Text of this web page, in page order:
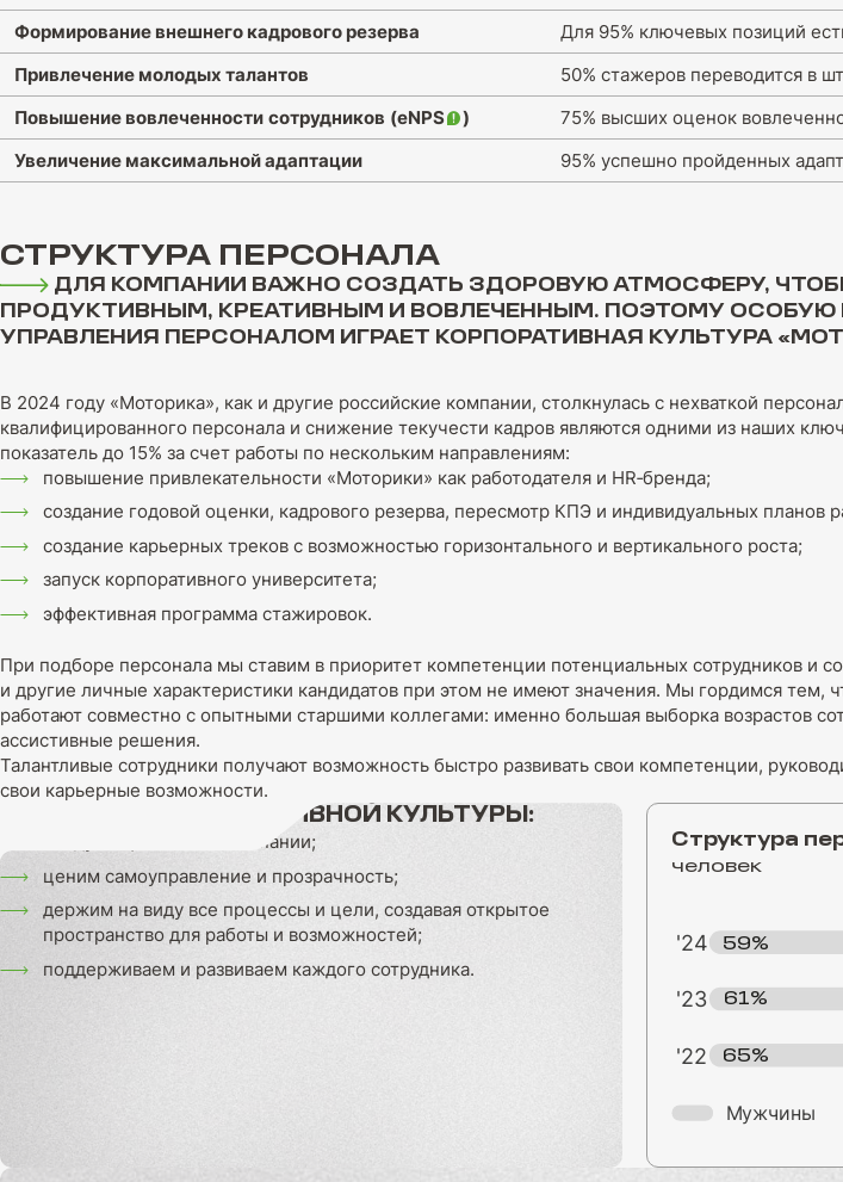
Формирование внешнего кадрового резерва
Для 95% ключевых позиций
Привлечение молодых талантов
50% стажеров переводится в
Повышение вовлеченности сотрудников (eNPS )
75% высших оценок
Увеличение максимальной адаптации
95% успешно пройденных
СТРУКТУРА ПЕРСОНАЛА
ДЛЯ КОМПАНИИ ВАЖНО СОЗДАТЬ ЗДОРОВУЮ АТМОСФЕРУ,
ПРОДУКТИВНЫМ, КРЕАТИВНЫМ И ВОВЛЕЧЕННЫМ. ПОЭТОМУ ОСОБУЮ
УПРАВЛЕНИЯ ПЕРСОНАЛОМ ИГРАЕТ КОРПОРАТИВНАЯ КУЛЬТУРА
В 2024 году «Моторика», как и другие российские компании, столкнулась с нехваткой
квалифицированного персонала и снижение текучести кадров являются одними из наших
показатель до 15% за счет работы по нескольким направлениям:
повышение привлекательности «Моторики» как работодателя и HR‑бренда;
создание годовой оценки, кадрового резерва, пересмотр КПЭ и индивидуальных планов
создание карьерных треков с возможностью горизонтального и вертикального роста;
запуск корпоративного университета;
эффективная программа стажировок.
При подборе персонала мы ставим в приоритет компетенции потенциальных сотрудников и
и другие личные характеристики кандидатов при этом не имеют значения. Мы гордимся
работают совместно с опытными старшими коллегами: именно большая выборка возрастов
ассистивные решения.
Талантливые сотрудники получают возможность быстро развивать свои компетенции,
свои карьерные возможности.
ПРИНЦИПЫ КОРПОРАТИВНОЙ КУЛЬТУРЫ:
следуем ценностям Компании;
ценим самоуправление и прозрачность;
держим на виду все процессы и цели, создавая открытое
пространство для работы и возможностей;
поддерживаем и развиваем каждого сотрудника.
Структура
человек
'24
'23
'22
59%
61%
65%
Мужчины